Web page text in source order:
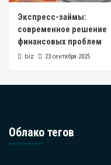
Экспресс-займы:
современное решение
финансовых проблем
biz 23 сентября 2025
Облако тегов